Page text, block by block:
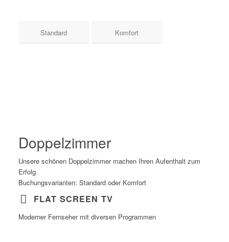
Standard Komfort
Doppelzimmer
Unsere schönen Doppelzimmer machen Ihren Aufenthalt zum
Erfolg.
Buchungsvarianten: Standard oder Komfort
FLAT SCREEN TV
Moderner Fernseher mit diversen Programmen